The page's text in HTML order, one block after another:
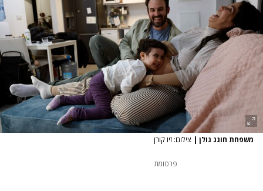
משפחת חוגג גולן | צילום: זיו קורן
פרסומת